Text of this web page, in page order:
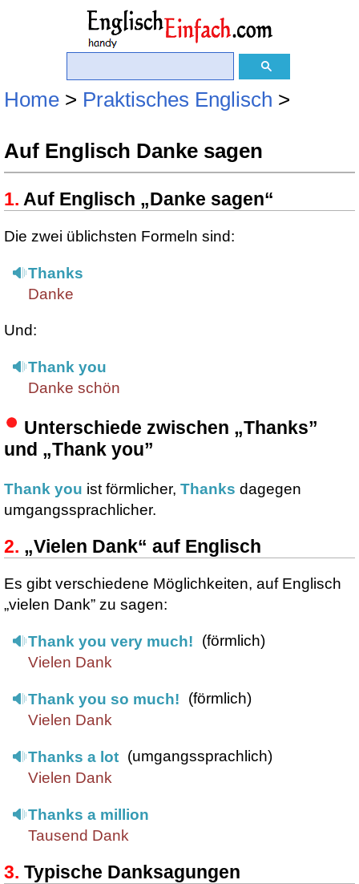
Home > Praktisches Englisch >
Auf Englisch Danke sagen
Auf Englisch „Danke sagen“
Die zwei üblichsten Formeln sind:
Thanks
Danke
Und:
Thank you
Danke schön
Unterschiede zwischen „Thanks”
und „Thank you”
Thank you ist förmlicher, Thanks dagegen
umgangssprachlicher.
„Vielen Dank“ auf Englisch
Es gibt verschiedene Möglichkeiten, auf Englisch
„vielen Dank” zu sagen:
Thank you very much!
(förmlich)
Vielen Dank
Thank you so much!
(förmlich)
Vielen Dank
Thanks a lot (umgangssprachlich)
Vielen Dank
Thanks a million
Tausend Dank
Typische Danksagungen